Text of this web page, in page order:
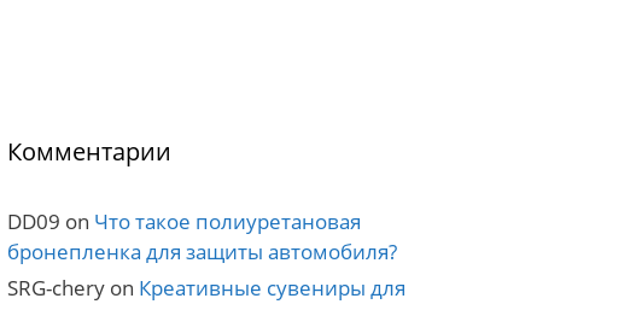
Комментарии
DD09 on Что такое полиуретановая
бронепленка для защиты автомобиля?
SRG-cheryon Креативные сувениры для